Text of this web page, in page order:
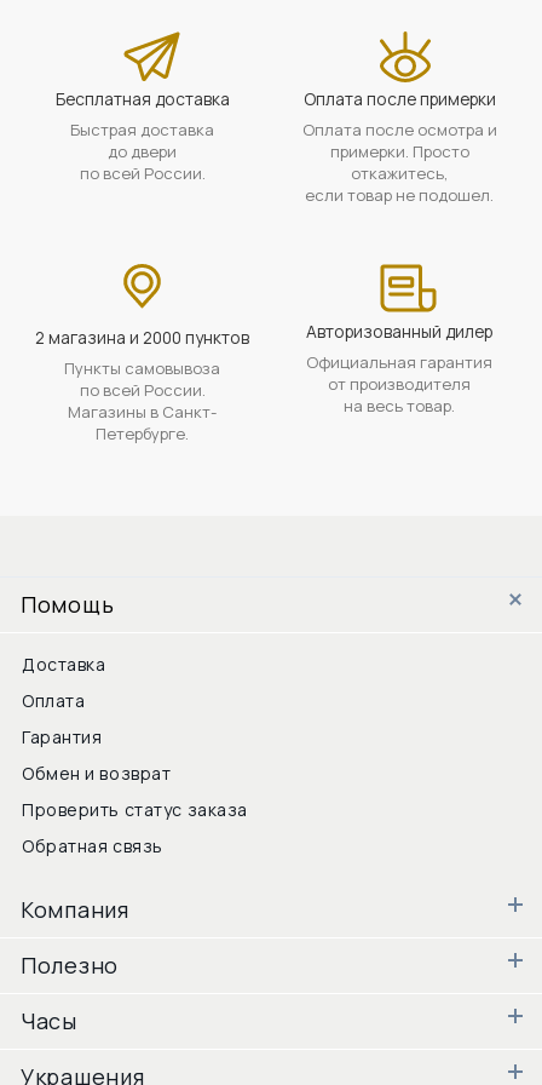
Бесплатная доставка
Быстрая доставка
до двери
по всей России.
Оплата после примерки
Оплата после осмотра и
примерки. Просто
откажитесь,
если товар не подошел.
2 магазина и 2000 пунктов
Пункты самовывоза
по всей России.
Магазины в Санкт-
Петербурге.
Авторизованный дилер
Официальная гарантия
от производителя
на весь товар.
Помощь
Доставка
Оплата
Гарантия
Обмен и возврат
Проверить статус заказа
Обратная связь
Компания
Полезно
Часы
Украшения